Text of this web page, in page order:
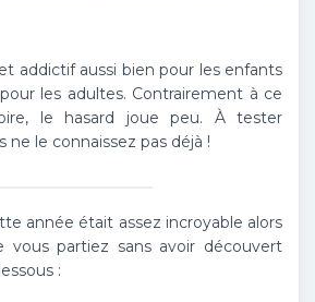
addictif aussi bien pour les enfants
les adultes. Contrairement à ce
le hasard joue peu. À tester
ne le connaissez pas déjà !
année était assez incroyable alors
vous partiez sans avoir découvert
: